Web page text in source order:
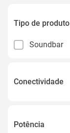
Tipo de produto
Soundbar
Conectividade
Potência